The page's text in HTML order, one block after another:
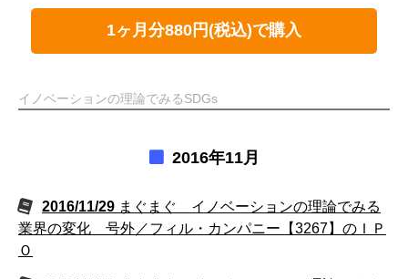
1ヶ月分880円(税込)で購入
イノベーションの理論でみるSDGs
2016年11月
2016/11/29 まぐまぐ イノベーションの理論でみる
業界の変化 号外／フィル・カンパニー【3267】のＩＰ
Ｏ